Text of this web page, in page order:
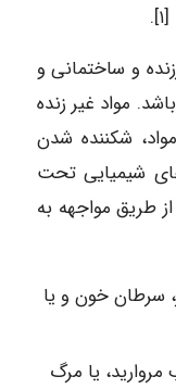
و ساختمانی و
مواد غیر زنده
شکننده شدن
شیمیایی تحت
از طریق مواجهه به
سرطان خون و یا
یا مرگ